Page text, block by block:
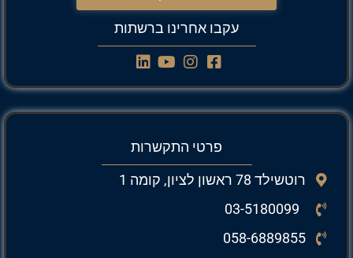
עקבו אחרינו ברשתות
פרטי התקשרות
רוטשילד 78 ראשון לציון, קומה 1
058-6889855